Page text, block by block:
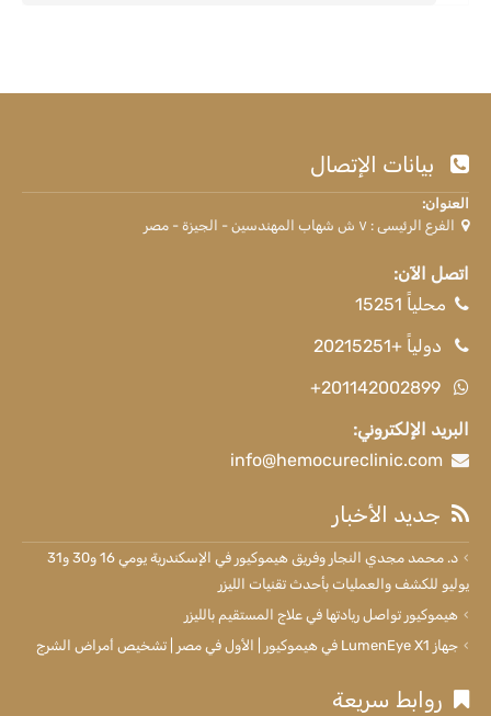
بيانات الإتصال
العنوان:
الفرع الرئيسى : ٧ ش شهاب المهندسين - الجيزة - مصر
اتصل الآن:
محلياً 15251
دولياً +20215251
+201142002899
البريد الإلكتروني:
info@hemocureclinic.com
جديد الأخبار
د. محمد مجدي النجار وفريق هيموكيور في الإسكندرية يومي 16 و30 و31
يوليو للكشف والعمليات بأحدث تقنيات الليزر
هيموكيور تواصل ريادتها في علاج المستقيم بالليزر
جهاز LumenEye X1 في هيموكيور | الأول في مصر | تشخيص أمراض الشرج
روابط سريعة